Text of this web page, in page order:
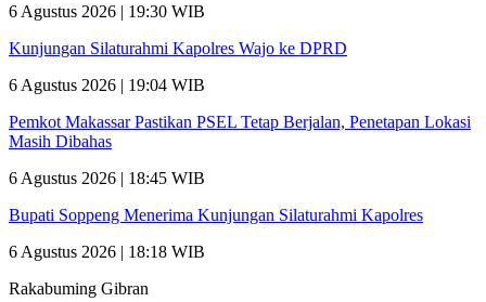
6 Agustus 2026 | 19:30 WIB
Kunjungan Silaturahmi Kapolres Wajo ke DPRD
6 Agustus 2026 | 19:04 WIB
Pemkot Makassar Pastikan PSEL Tetap Berjalan, Penetapan Lokasi
Masih Dibahas
6 Agustus 2026 | 18:45 WIB
Bupati Soppeng Menerima Kunjungan Silaturahmi Kapolres
6 Agustus 2026 | 18:18 WIB
Rakabuming Gibran